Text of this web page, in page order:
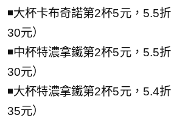
◾大杯卡布奇諾第2杯5元，5.5
30元）
◾中杯特濃拿鐵第2杯5元，5.5
30元）
◾大杯特濃拿鐵第2杯5元，5.4
35元）